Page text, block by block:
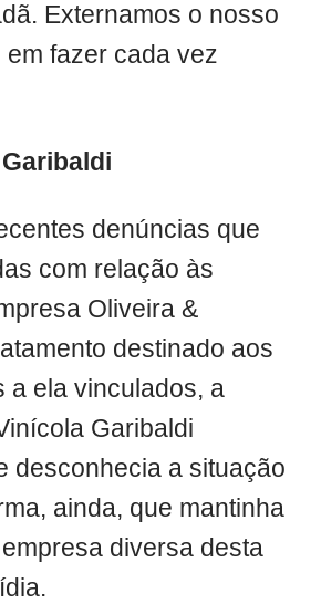
Externamos o nosso
fazer cada vez
denúncias que
com relação às
Oliveira &
destinado aos
a ela vinculados, a
Garibaldi
desconhecia a situação
ainda, que mantinha
diversa desta